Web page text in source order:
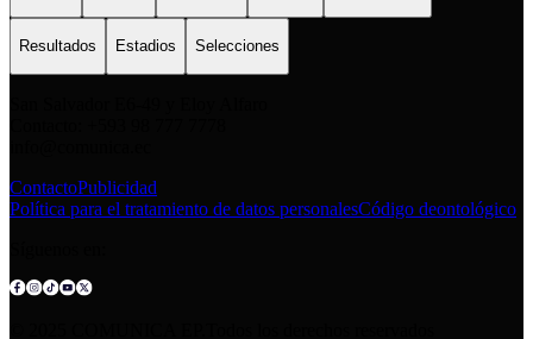
Resultados Estadios Selecciones
ContactoPublicidad
Política para el tratamiento de datos personalesCódigo deontológico